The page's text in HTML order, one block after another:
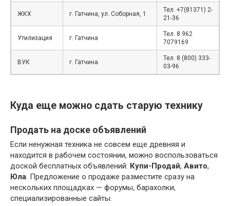
ЖКХ г. Гатчина, ул. Соборная, 1
Тел. +7(81371) 2-
21-36
Утилизация г. Гатчина
Тел. 8 962
7079169
ВУК г. Гатчина
Тел. 8 (800) 333-
03-96
Куда еще можно сдать старую технику
Продать на доске объявлений
Если ненужная техника не совсем еще древняя и
находится в рабочем состоянии, можно воспользоваться
доской бесплатных объявлений: Купи-Продай, Авито,
Юла. Предложение о продаже разместите сразу на
нескольких площадках — форумы, барахолки,
специализированные сайты.